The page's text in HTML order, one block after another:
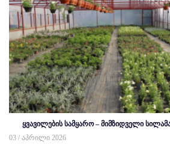
ყვავილების სამყარო – მიმზიდველი
03 / აპრილი 2026